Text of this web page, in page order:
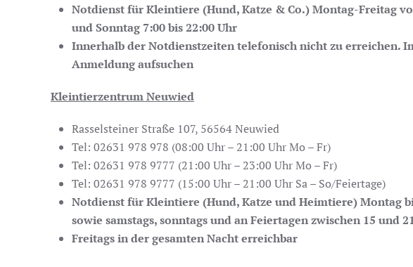
Notdienst für Kleintiere (Hund, Katze & Co.) Montag-Freitag
und Sonntag 7:00 bis 22:00 Uhr
Innerhalb der Notdienstzeiten telefonisch nicht zu erreichen.
Anmeldung aufsuchen
Kleintierzentrum Neuwied
Rasselsteiner Straße 107, 56564 Neuwied
Tel: 02631 978 978 (08:00 Uhr – 21:00 Uhr Mo – Fr)
Tel: 02631 978 9777 (21:00 Uhr – 23:00 Uhr Mo – Fr)
Tel: 02631 978 9777 (15:00 Uhr – 21:00 Uhr Sa – So/Feiertage)
Notdienst für Kleintiere (Hund, Katze und Heimtiere) Montag
sowie samstags, sonntags und an Feiertagen zwischen 15 und
Freitags in der gesamten Nacht erreichbar